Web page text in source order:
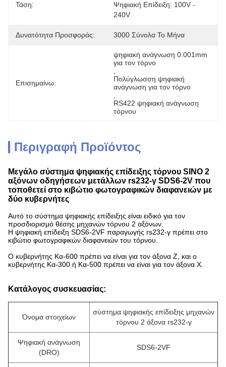
Τάση:
Ψηφιακή Επίδειξη: 100V -
240V
Δυνατότητα Προσφοράς: 3000 Σύνολα Το Μήνα
Επισημαίνω:
ψηφιακή ανάγνωση 0.001mm
για τον τόρνο
Πολύγλωσση ψηφιακή
ανάγνωση για τον τόρνο
RS422 ψηφιακή ανάγνωση
τόρνου
Περιγραφή Προϊόντος
Μεγάλο σύστημα ψηφιακής επίδειξης τόρνου SINO 2
αξόνων οδηγήσεων μετάλλων rs232-γ SDS6-2V που
τοποθετεί στο κιβώτιο φωτογραφικών διαφανειών με
δύο κυβερνήτες
Αυτό το σύστημα ψηφιακής επίδειξης είναι ειδικό για τον
προσδιορισμό θέσης μηχανών τόρνου 2 αξόνων.
Η ψηφιακή επίδειξη SDS6-2VF παραγωγής rs232-γ πρέπει στο
κιβώτιο φωτογραφικών διαφανειών του τόρνου.
Ο κυβερνήτης Κα-600 πρέπει να είναι για τον άξονα Ζ, και ο
κυβερνήτης Κα-300 ή Κα-500 πρέπει να είναι για τον άξονα Χ.
Κατάλογος συσκευασίας:
Όνομα στοιχείων
σύστημα ψηφιακής επίδειξης μηχανών
τόρνου 2 άξονα rs232-γ
Ψηφιακή ανάγνωση
(DRO)
SDS6-2VF